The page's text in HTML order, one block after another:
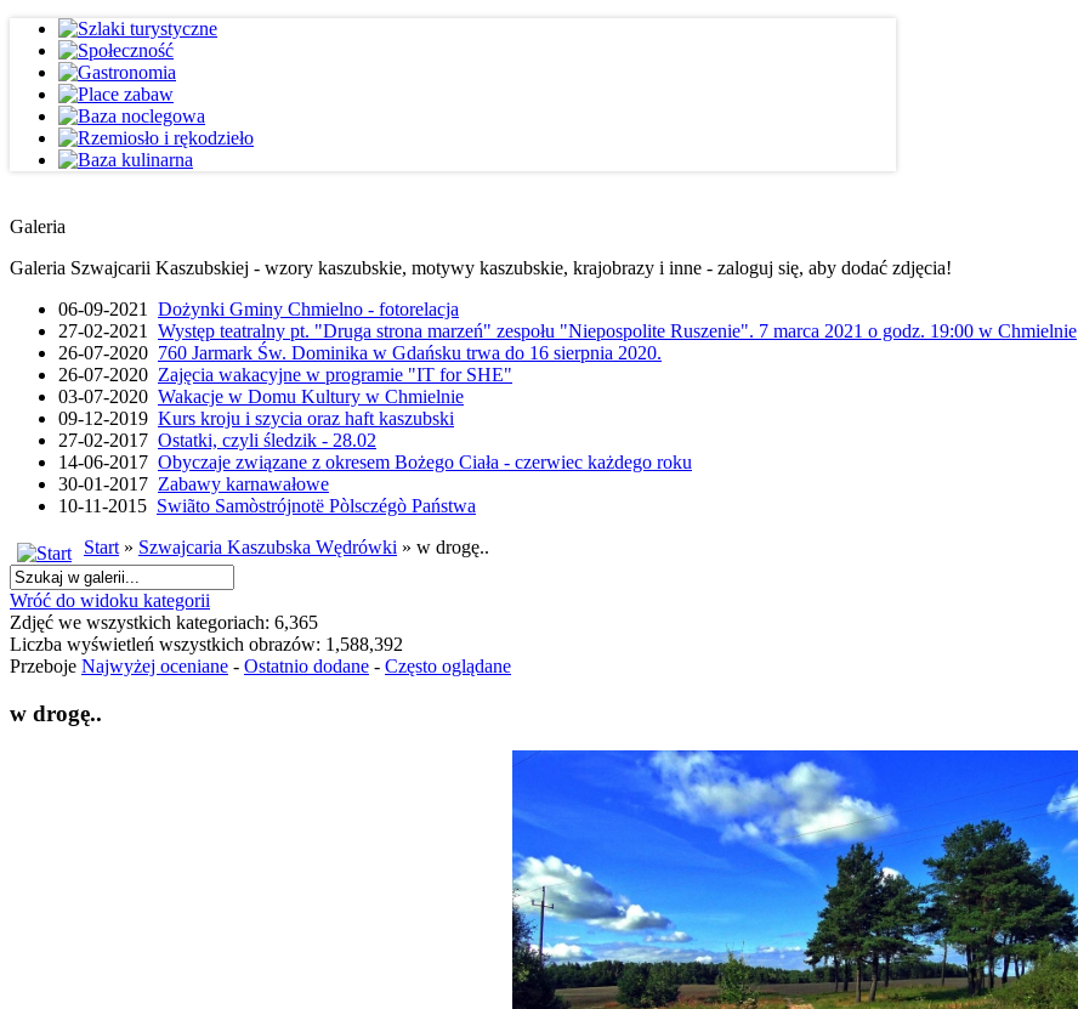
Galeria
Galeria Szwajcarii Kaszubskiej - wzory kaszubskie, motywy kaszubskie, krajobrazy i inne - zaloguj się, aby dodać zdjęcia!
06-09-2021 Dożynki Gminy Chmielno - fotorelacja
27-02-2021 Występ teatralny pt. "Druga strona marzeń" zespołu "Niepospolite Ruszenie". 7 marca 2021 o godz. 19:00 w Chmielnie
26-07-2020 760 Jarmark Św. Dominika w Gdańsku trwa do 16 sierpnia 2020.
26-07-2020 Zajęcia wakacyjne w programie "IT for SHE"
03-07-2020 Wakacje w Domu Kultury w Chmielnie
09-12-2019 Kurs kroju i szycia oraz haft kaszubski
27-02-2017 Ostatki, czyli śledzik - 28.02
14-06-2017 Obyczaje związane z okresem Bożego Ciała - czerwiec każdego roku
30-01-2017 Zabawy karnawałowe
10-11-2015 Swiãto Samòstrójnotë Pòlsczégò Państwa
Start» Szwajcaria Kaszubska Wędrówki » w drogę..
Wróć do widoku kategorii
Zdjęć we wszystkich kategoriach: 6,365
Liczba wyświetleń wszystkich obrazów: 1,588,392
Przeboje Najwyżej oceniane - Ostatnio dodane - Często oglądane
w drogę..